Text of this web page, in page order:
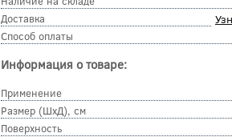
Доставка
Способ оплаты
Информация о товаре:
Применение
Размер (ШхД), см
Поверхность